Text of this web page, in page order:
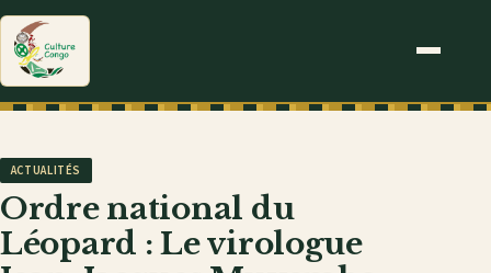
ACTUALITÉS
Ordre national du
Léopard : Le virologue